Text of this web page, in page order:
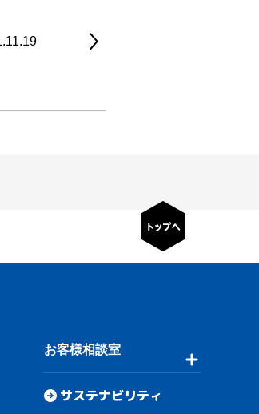
お客様相談室
サステナビリティ